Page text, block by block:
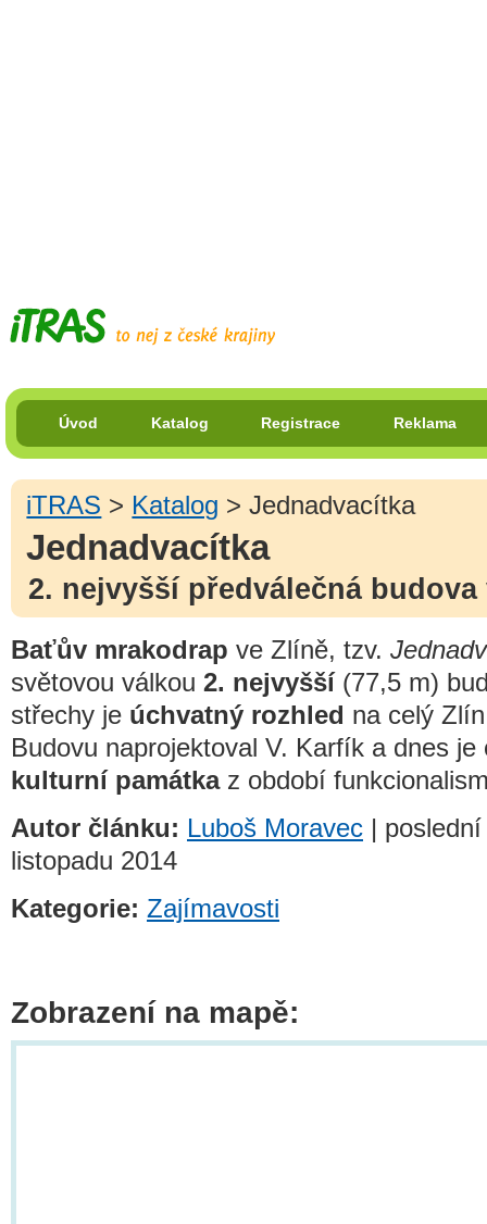
Úvod Katalog Registrace Reklama
iTRAS > Katalog > Jednadvacítka
Jednadvacítka
2. nejvyšší předválečná budova
Baťův mrakodrap ve Zlíně, tzv.
světovou válkou 2. nejvyšší(77,5 m)
střechy je úchvatný rozhled na celý
Budovu naprojektoval V. Karfík a dnes je
kulturní památkaz období
Autor článku: Luboš Moravec |
listopadu 2014
Kategorie: Zajímavosti
Zobrazení na mapě: